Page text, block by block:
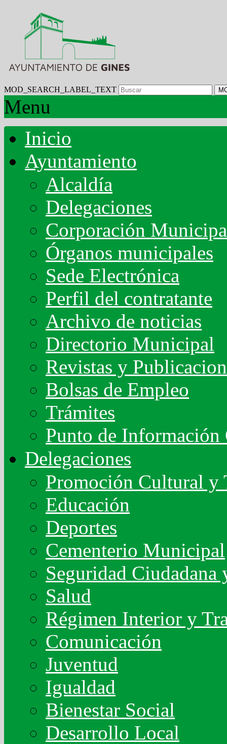
MOD_SEARCH_LABEL_TEXT
Menu
Inicio
Ayuntamiento
Alcaldía
Delegaciones
Corporación
Órganos municipales
Sede Electrónica
Perfil del contratante
Archivo de noticias
Directorio Municipal
Revistas y
Bolsas de Empleo
Trámites
Punto de Información
Delegaciones
Promoción Cultural y
Educación
Deportes
Cementerio Municipal
Seguridad
Salud
Régimen Interior y
Comunicación
Juventud
Igualdad
Bienestar Social
Desarrollo Local